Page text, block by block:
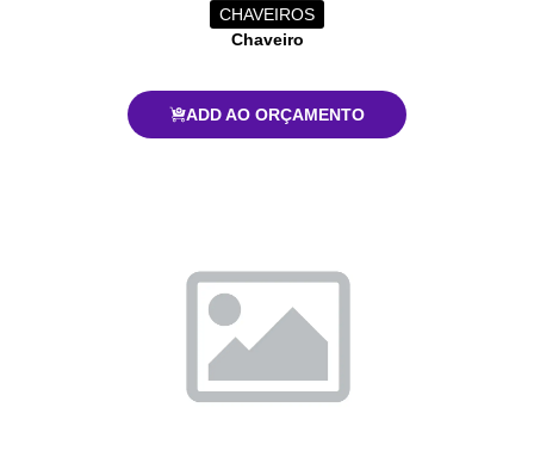
CHAVEIROS
Chaveiro
ADD AO ORÇAMENTO